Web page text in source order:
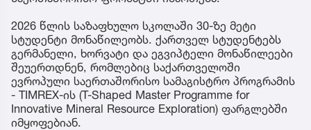
2026 წლის საზაფხულო სკოლაში 30-ზე მეტი
სტუდენტი მონაწილეობს. ქართველ სტუდენტებს
გერმანელი, ხორვატი და ეგვიპტელი მონაწილეები
შეუერთდნენ, რომლებიც საქართველოში
ევროპული საერთაშორისო სამაგისტრო პროგრამის
- TIMREX-ის (T-Shaped Master Programme for
Innovative Mineral Resource Exploration) ფარგლებში
იმყოფებიან.